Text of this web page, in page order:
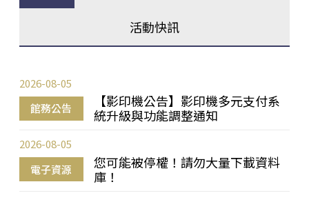
活動快訊
館務公告
【影印機公告】影印機多元支付系
統升級與功能調整通知
2026-08-05
電子資源
您可能被停權！請勿大量下載資料
庫！
2026-08-05